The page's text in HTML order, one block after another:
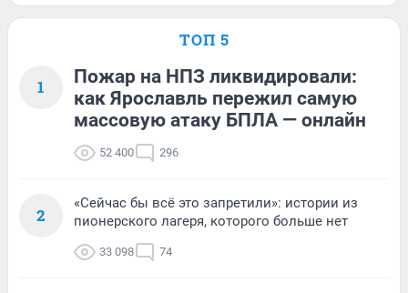
ТОП 5
1
Пожар на НПЗ ликвидировали:
как Ярославль пережил самую
массовую атаку БПЛА — онлайн
52 400 296
2
«Сейчас бы всё это запретили»: истории из
пионерского лагеря, которого больше нет
33 098 74